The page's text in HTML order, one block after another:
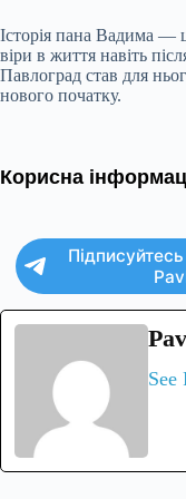
Історія пана Вадима —
віри в життя навіть
Павлоград став для
нового початку.
Корисна